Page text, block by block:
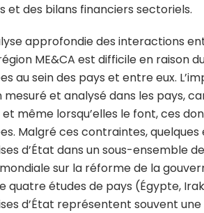
et des bilans financiers sectoriels.
approfondie des interactions
ME&CA est difficile en raison
au sein des pays et entre eux.
mesuré et analysé dans les pays,
et même lorsqu’elles le font, ces
Malgré ces contraintes,
d’État dans un sous-ensemble
sur la réforme de la
quatre études de pays (Égypte,
d’État représentent souvent